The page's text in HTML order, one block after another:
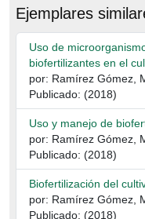
Ejemplares
Uso de
biofertilizantes en el
por: Ramírez Gómez,
Publicado: (2018)
Uso y manejo de
por: Ramírez Gómez,
Publicado: (2018)
Biofertilización del
por: Ramírez Gómez,
Publicado: (2018)